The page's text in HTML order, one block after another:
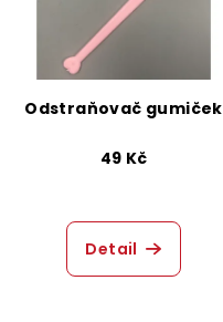
Odstraňovač gumiček
49 Kč
Detail